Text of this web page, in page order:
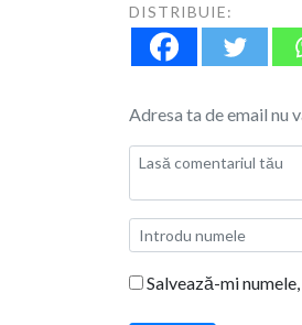
DISTRIBUIE:
Adresa ta de email nu
Salvează-mi